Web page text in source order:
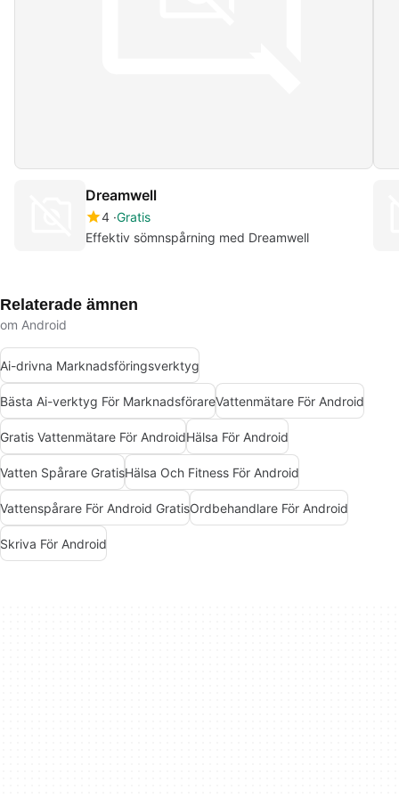
Dreamwell
4 Gratis
Effektiv sömnspårning med Dreamwell
Relaterade ämnen
om Android
Ai-drivna Marknadsföringsverktyg
Bästa Ai-verktyg För MarknadsförareVattenmätare För Android
Gratis Vattenmätare För AndroidHälsa För Android
Vatten Spårare GratisHälsa Och Fitness För Android
Vattenspårare För Android GratisOrdbehandlare För Android
Skriva För Android